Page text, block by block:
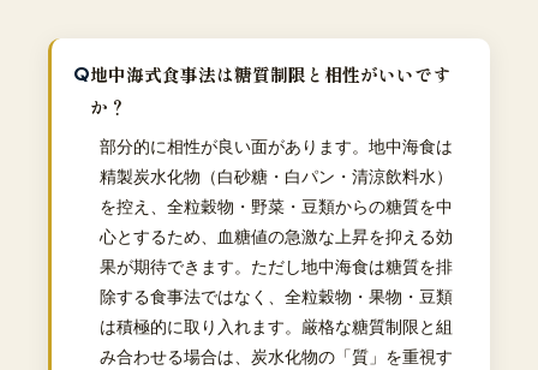
地中海式食事法は糖質制限と相性がいいです
か？
部分的に相性が良い面があります。地中海食は
精製炭水化物（白砂糖・白パン・清涼飲料水）
を控え、全粒穀物・野菜・豆類からの糖質を中
心とするため、血糖値の急激な上昇を抑える効
果が期待できます。ただし地中海食は糖質を排
除する食事法ではなく、全粒穀物・果物・豆類
は積極的に取り入れます。厳格な糖質制限と組
み合わせる場合は、炭水化物の「質」を重視す